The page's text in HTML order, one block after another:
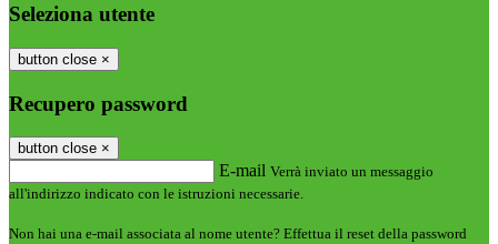
Seleziona utente
button close ×
Recupero password
button close ×
E-mail Verrà inviato un messaggio
all'indirizzo indicato con le istruzioni necessarie.
Non hai una e-mail associata al nome utente? Effettua il reset della password